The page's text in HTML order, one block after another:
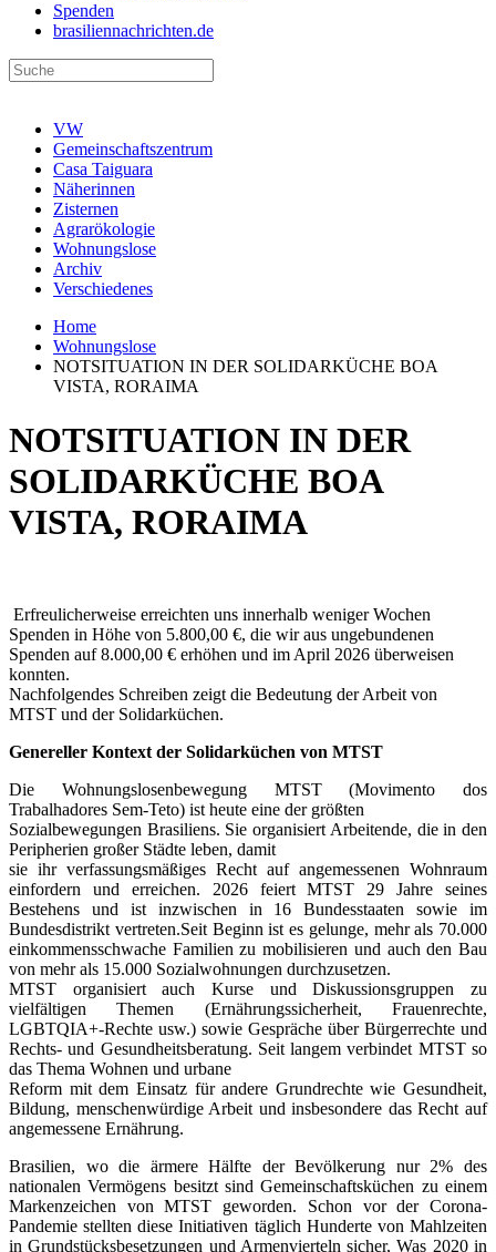
Spenden
brasiliennachrichten.de
VW
Gemeinschaftszentrum
Casa Taiguara
Näherinnen
Zisternen
Agrarökologie
Wohnungslose
Archiv
Verschiedenes
Home
Wohnungslose
NOTSITUATION IN DER SOLIDARKÜCHE BOA
VISTA, RORAIMA
NOTSITUATION IN DER
SOLIDARKÜCHE BOA
VISTA, RORAIMA
Erfreulicherweise erreichten uns innerhalb weniger Wochen
Spenden in Höhe von 5.800,00 €, die wir aus ungebundenen
Spenden auf 8.000,00 € erhöhen und im April 2026 überweisen
konnten.
Nachfolgendes Schreiben zeigt die Bedeutung der Arbeit von
MTST und der Solidarküchen.
Genereller Kontext der Solidarküchen von MTST
Die Wohnungslosenbewegung MTST (Movimento dos
Trabalhadores Sem-Teto) ist heute eine der größten
Sozialbewegungen Brasiliens. Sie organisiert Arbeitende, die in den
Peripherien großer Städte leben, damit
sie ihr verfassungsmäßiges Recht auf angemessenen Wohnraum
einfordern und erreichen. 2026 feiert MTST 29 Jahre seines
Bestehens und ist inzwischen in 16 Bundesstaaten sowie im
Bundesdistrikt vertreten.Seit Beginn ist es gelunge, mehr als 70.000
einkommensschwache Familien zu mobilisieren und auch den Bau
von mehr als 15.000 Sozialwohnungen durchzusetzen.
MTST organisiert auch Kurse und Diskussionsgruppen zu
vielfältigen Themen (Ernährungssicherheit, Frauenrechte,
LGBTQIA+-Rechte usw.) sowie Gespräche über Bürgerrechte und
Rechts- und Gesundheitsberatung. Seit langem verbindet MTST so
das Thema Wohnen und urbane
Reform mit dem Einsatz für andere Grundrechte wie Gesundheit,
Bildung, menschenwürdige Arbeit und insbesondere das Recht auf
angemessene Ernährung.
Brasilien, wo die ärmere Hälfte der Bevölkerung nur 2% des
nationalen Vermögens besitzt sind Gemeinschaftsküchen zu einem
Markenzeichen von MTST geworden. Schon vor der Corona-
Pandemie stellten diese Initiativen täglich Hunderte von Mahlzeiten
in Grundstücksbesetzungen und Armenvierteln sicher, Was 2020 in